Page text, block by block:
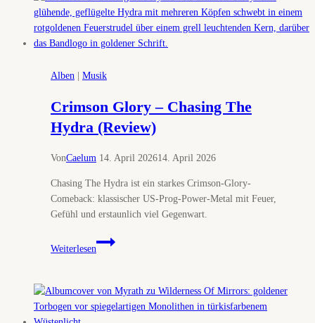
Metal
kommt,
sondern
als
Quest
Briefkasten
Alben | Musik
Crimson Glory – Chasing The
Hydra (Review)
VonCaelum 14. April 202614. April 2026
Chasing The Hydra ist ein starkes Crimson-Glory-
Comeback: klassischer US-Prog-Power-Metal mit Feuer,
Gefühl und erstaunlich viel Gegenwart.
Weiterlesen
Crimson
Glory
Chasing
The